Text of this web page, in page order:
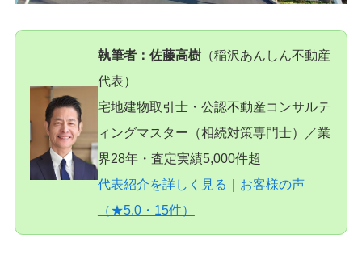
執筆者：佐藤高樹（稲沢あんしん不動産
代表）
宅地建物取引士・公認不動産コンサルテ
ィングマスター（相続対策専門士）／業
界28年・査定実績5,000件超
代表紹介を詳しく見る
お客様の声
（★5.0・15件）